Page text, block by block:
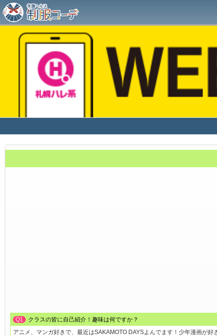
Q1
クラスの皆に自己紹介！趣味は何ですか？
アニメ、マンガ好きで、最近はSAKAMOTO DAYSよんでます！少年漫画が好